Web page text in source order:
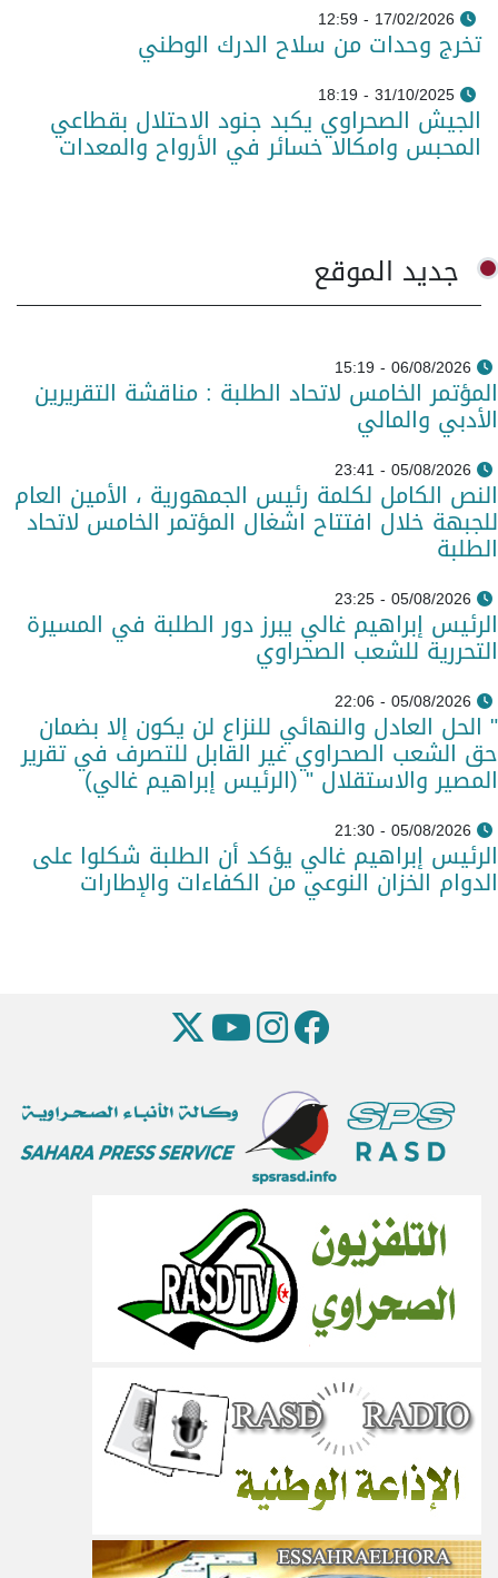
17/02/2026 - 12:59
تخرج وحدات من سلاح الدرك الوطني
31/10/2025 - 18:19
الجيش الصحراوي يكبد جنود الاحتلال بقطاعي
المحبس وامكالا خسائر في الأرواح والمعدات
جديد الموقع
06/08/2026 - 15:19
المؤتمر الخامس لاتحاد الطلبة : مناقشة التقريرين
الأدبي والمالي
05/08/2026 - 23:41
النص الكامل لكلمة رئيس الجمهورية ، الأمين العام
للجبهة خلال افتتاح اشغال المؤتمر الخامس لاتحاد
الطلبة
05/08/2026 - 23:25
الرئيس إبراهيم غالي يبرز دور الطلبة في المسيرة
التحررية للشعب الصحراوي
05/08/2026 - 22:06
" الحل العادل والنهائي للنزاع لن يكون إلا بضمان
حق الشعب الصحراوي غير القابل للتصرف في تقرير
المصير والاستقلال " (الرئيس إبراهيم غالي)
05/08/2026 - 21:30
الرئيس إبراهيم غالي يؤكد أن الطلبة شكلوا على
الدوام الخزان النوعي من الكفاءات والإطارات